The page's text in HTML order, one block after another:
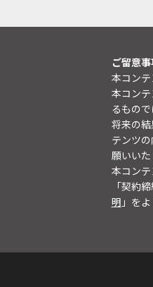
ご留意
本コンテ
本コン
るもの
将来の
テンツ
願いいた
本コン
「契約
明 」を